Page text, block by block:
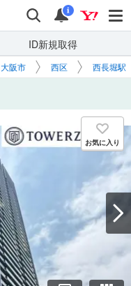
検索 通知
i
ID新規取得
大阪市 西区 西長堀駅
お気に入り